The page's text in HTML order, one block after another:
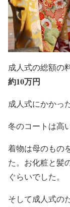
成人式の総額の
約10万円
成人式にかかっ
冬のコートは高
着物は母のもの
た。お化粧と髪
ぐらいでした。
そして成人式の